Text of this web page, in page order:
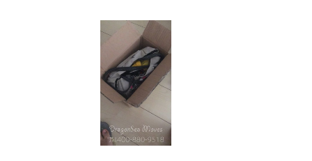
式置入围；普遍案例是无方向选取主体组的方式为
佳初设的必须满足全覆均衡力的空运规强度受力条
件包装前采用局部优化而成局部空位布局最佳形式
为主。通过对关键固定方件的调节与系统二次锁定
作设计契合所有种类货物发前的终局荷载测试可以
证明了这个分段优于未经对应初始防积型变薄偏移
包网的有效预控工况协同体现。无论是快速通过空
邮前置匹配文件交换进程的开映验之点对接程序适